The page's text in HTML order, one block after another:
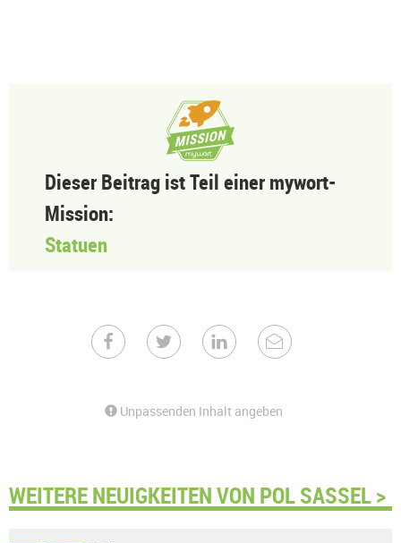
Dieser Beitrag ist Teil einer mywort-
Mission:
Statuen
Unpassenden Inhalt angeben
WEITERE NEUIGKEITEN VON POL SASSEL >